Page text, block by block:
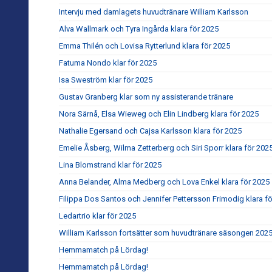
Intervju med damlagets huvudtränare William Karlsson
Alva Wallmark och Tyra Ingårda klara för 2025
Emma Thilén och Lovisa Rytterlund klara för 2025
Fatuma Nondo klar för 2025
Isa Sweström klar för 2025
Gustav Granberg klar som ny assisterande tränare
Nora Särnå, Elsa Wieweg och Elin Lindberg klara för 2025
Nathalie Egersand och Cajsa Karlsson klara för 2025
Emelie Åsberg, Wilma Zetterberg och Siri Sporr klara för
Lina Blomstrand klar för 2025
Anna Belander, Alma Medberg och Lova Enkel klara för 2025
Filippa Dos Santos och Jennifer Pettersson Frimodig klara
Ledartrio klar för 2025
William Karlsson fortsätter som huvudtränare säsongen 2025
Hemmamatch på Lördag!
Hemmamatch på Lördag!